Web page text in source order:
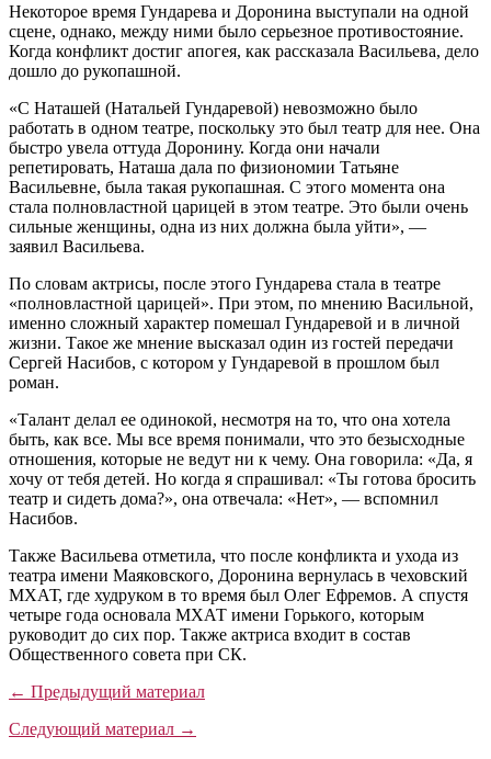
Некоторое время Гундарева и Доронина выступали на одной
сцене, однако, между ними было серьезное противостояние.
Когда конфликт достиг апогея, как рассказала Васильева, дело
дошло до рукопашной.
«С Наташей (Натальей Гундаревой) невозможно было
работать в одном театре, поскольку это был театр для нее. Она
быстро увела оттуда Доронину. Когда они начали
репетировать, Наташа дала по физиономии Татьяне
Васильевне, была такая рукопашная. С этого момента она
стала полновластной царицей в этом театре. Это были очень
сильные женщины, одна из них должна была уйти», —
заявил Васильева.
По словам актрисы, после этого Гундарева стала в театре
«полновластной царицей». При этом, по мнению Васильной,
именно сложный характер помешал Гундаревой и в личной
жизни. Такое же мнение высказал один из гостей передачи
Сергей Насибов, с котором у Гундаревой в прошлом был
роман.
«Талант делал ее одинокой, несмотря на то, что она хотела
быть, как все. Мы все время понимали, что это безысходные
отношения, которые не ведут ни к чему. Она говорила: «Да, я
хочу от тебя детей. Но когда я спрашивал: «Ты готова бросить
театр и сидеть дома?», она отвечала: «Нет», — вспомнил
Насибов.
Также Васильева отметила, что после конфликта и ухода из
театра имени Маяковского, Доронина вернулась в чеховский
МХАТ, где худруком в то время был Олег Ефремов. А спустя
четыре года основала МХАТ имени Горького, которым
руководит до сих пор. Также актриса входит в состав
Общественного совета при СК.
← Предыдущий материал
Следующий материал →